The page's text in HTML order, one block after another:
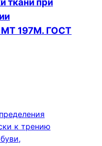
ткани при
МТ 197М. ГОСТ